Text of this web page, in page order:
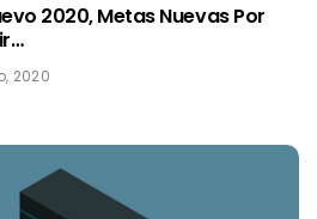
2020, Metas Nuevas Por
2020